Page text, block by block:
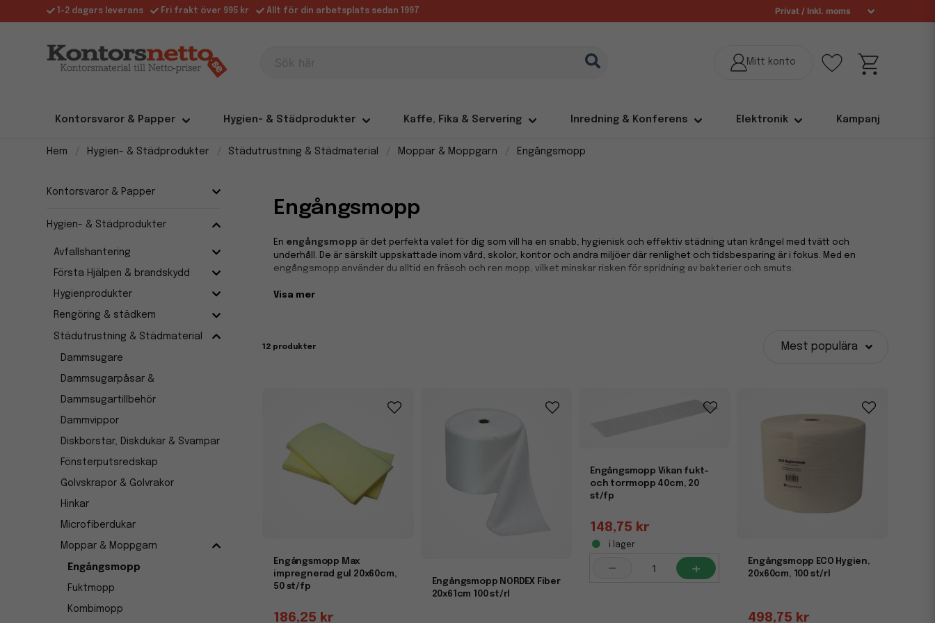
1-2 dagars leverans Fri frakt över 995 kr Allt för din arbetsplats sedan 1997
Kontorsvaror & Papper Hygien- & Städprodukter Kaffe, Fika & Servering Inredning & Konferens Elektronik Kampanj
Hem Hygien- & Städprodukter Städutrustning & Städmaterial Moppar & Moppgarn Engångsmopp
Kontorsvaror & Papper
Hygien- & Städprodukter
Avfallshantering
Första Hjälpen & brandskydd
Hygienprodukter
Rengöring & städkem
Städutrustning & Städmaterial
Dammsugare
Dammsugarpåsar &
Dammsugartillbehör
Dammvippor
Diskborstar, Diskdukar & Svampar
Fönsterputsredskap
Golvskrapor & Golvrakor
Hinkar
Microfiberdukar
Moppar & Moppgarn
Engångsmopp
Fuktmopp
Kombimopp
Engångsmopp
En engångsmopp är det perfekta valet för dig som vill ha en snabb, hygienisk och effektiv städning utan krångel med tvätt och
underhåll. De är särskilt uppskattade inom vård, skolor, kontor och andra miljöer där renlighet och tidsbesparing är i fokus. Med en
engångsmopp använder du alltid en fräsch och ren mopp, vilket minskar risken för spridning av bakterier och smuts.
Smidigt och hygieniskt val
uppnå ett professionellt städresultat. Kombinera gärna dina engångsmoppar med
minisvabbgarn
städprodukter
för att skapa ett komplett städsystem anpassat efter dina behov.
Visa mer
12 produkter Mest populära
Engångsmopp Max
impregnerad gul 20x60cm,
50 st/fp
186,25 kr
Engångsmopp NORDEX Fiber
20x61cm 100 st/rl
Engångsmopp Vikan fukt-
och torrmopp 40cm, 20
st/fp
148,75 kr
i lager
- +
Engångsmopp ECO Hygien,
20x60cm, 100 st/rl
498,75 kr